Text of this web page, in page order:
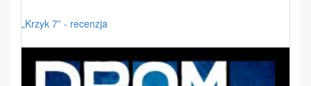
„Krzyk 7” - recenzja